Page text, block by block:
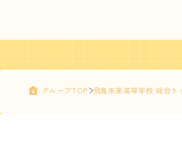
グループTOP 飛鳥未来高等学校 総合ト